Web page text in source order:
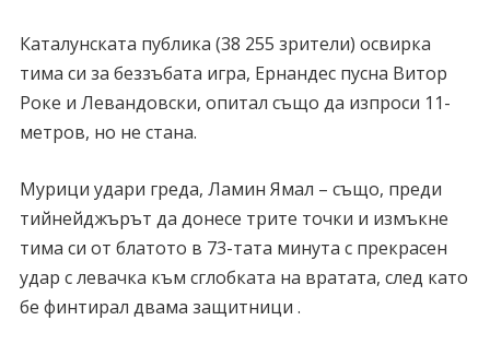
Каталунската публика (38 255 зрители) освирка
тима си за беззъбата игра, Ернандес пусна Витор
Роке и Левандовски, опитал също да изпроси 11-
метров, но не стана.
Мурици удари греда, Ламин Ямал – също, преди
тийнейджърът да донесе трите точки и измъкне
тима си от блатото в 73-тата минута с прекрасен
удар с левачка към сглобката на вратата, след като
бе финтирал двама защитници .